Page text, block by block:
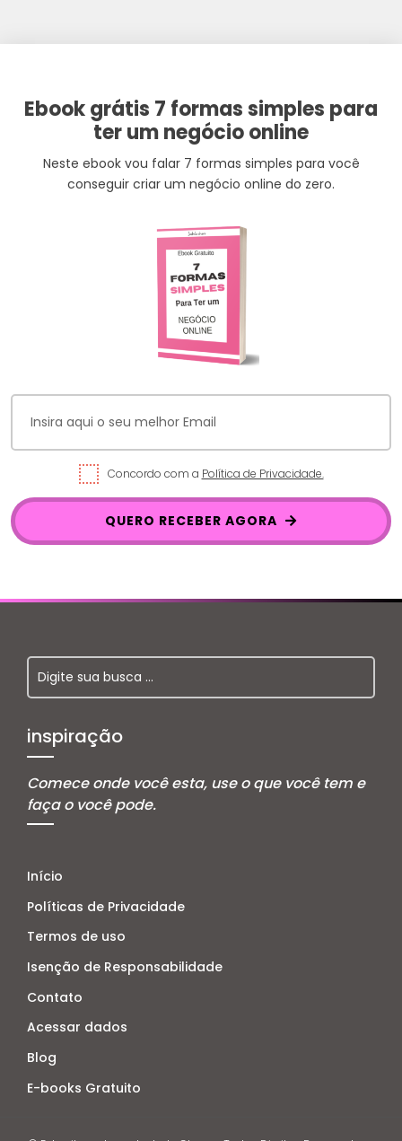
Ebook grátis 7 formas simples para
ter um negócio online
Neste ebook vou falar 7 formas simples para você
conseguir criar um negócio online do zero.
Concordo com a Política de Privacidade.
QUERO RECEBER AGORA
inspiração
Comece onde você esta, use o que você tem e
faça o você pode.
Início
Políticas de Privacidade
Termos de uso
Isenção de Responsabilidade
Contato
Acessar dados
Blog
E-books Gratuito